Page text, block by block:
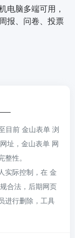
电脑多端可用，
报、问卷、投票
目前 金山表单 浏
址，金山表单 网
性。
实际控制，在 金
合法，后期网页
进行删除，工具